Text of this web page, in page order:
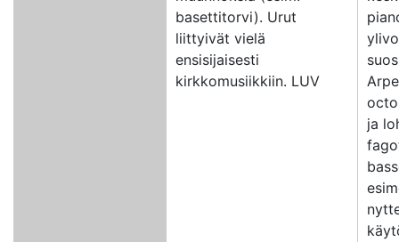
basettitorvi). Urut
liittyivät vielä
ensisijaisesti
kirkkomusiikkiin. LUV
ja